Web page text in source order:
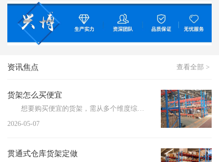
资讯焦点 查看全部 >
货架怎么买便宜
想要购买便宜的货架，需从多个维度综合考量，以实...
2026-05-07
贯通式仓库货架定做